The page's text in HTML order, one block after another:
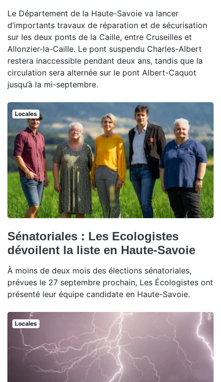
Le Département de la Haute-Savoie va lancer
d’importants travaux de réparation et de sécurisation
sur les deux ponts de la Caille, entre Cruseilles et
Allonzier-la-Caille. Le pont suspendu Charles-Albert
restera inaccessible pendant deux ans, tandis que la
circulation sera alternée sur le pont Albert-Caquot
jusqu’à la mi-septembre.
Locales
Sénatoriales : Les Ecologistes
dévoilent la liste en Haute-Savoie
À moins de deux mois des élections sénatoriales,
prévues le 27 septembre prochain, Les Écologistes ont
présenté leur équipe candidate en Haute-Savoie.
Locales